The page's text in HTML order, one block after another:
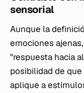
sensorial
Aunque la
emociones
"respuesta hacia
posibilidad de
aplique a